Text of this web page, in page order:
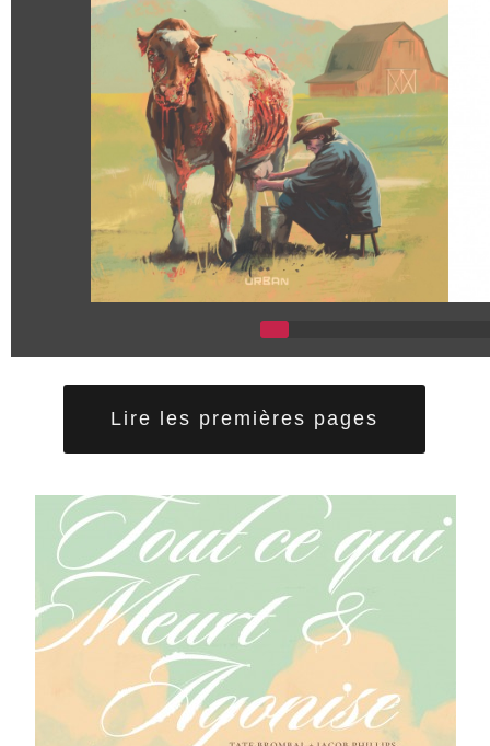
Lire les premières pages